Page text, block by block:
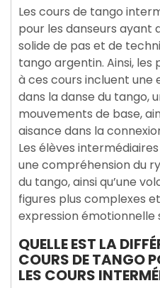
Les cours de tango
pour les danseurs ayant
solide de pas et de
tango argentin. Ainsi, les
à ces cours incluent
dans la danse du tango,
mouvements de base,
aisance dans la
Les élèves
une compréhension du
du tango, ainsi qu’une
figures plus complexes
expression émotionnelle
QUELLE EST LA
COURS DE TANGO
LES COURS